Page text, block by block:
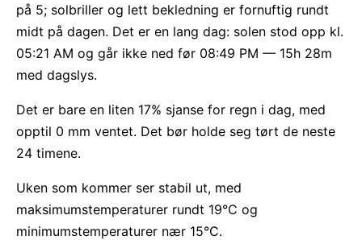
på 5; solbriller og lett bekledning er fornuftig rundt
midt på dagen. Det er en lang dag: solen stod opp kl.
05:21 AM og går ikke ned før 08:49 PM — 15h 28m
med dagslys.
Det er bare en liten 17% sjanse for regn i dag, med
opptil 0 mm ventet. Det bør holde seg tørt de neste
24 timene.
Uken som kommer ser stabil ut, med
maksimumstemperaturer rundt 19°C og
minimumstemperaturer nær 15°C.